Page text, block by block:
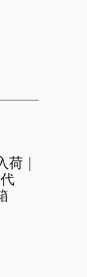
荷｜